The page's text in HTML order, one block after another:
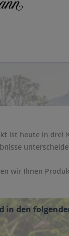
ist heute in drei
wir Ihnen
in den